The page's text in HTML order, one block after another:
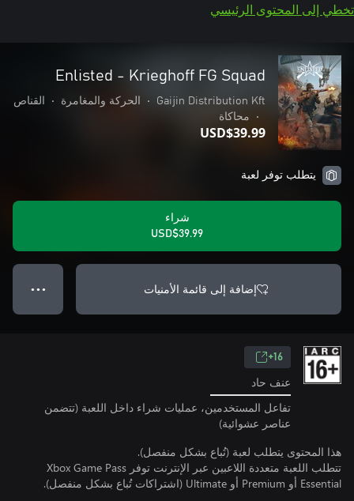
تخطي إلى المحتوى الرئيسي
Enlisted - Krieghoff FG Squad
Gaijin Distribution Kft
• الحركة والمغامرة •
القناص
•
محاكاة
USD$39.99
يتطلب توفر لعبة
شراء
USD$39.99
إضافة إلى قائمة الأمنيات ● ● ●
16+
عنف حاد
تفاعل المستخدمين، عمليات شراء داخل اللعبة (تتضمن
عناصر عشوائية)
هذا المحتوى يتطلب لعبة (تُباع بشكل منفصل).
تتطلب اللعبة متعددة اللاعبين عبر الإنترنت توفر Xbox Game Pass
Essential أو Premium أو Ultimate (اشتراكات تُباع بشكل منفصل).